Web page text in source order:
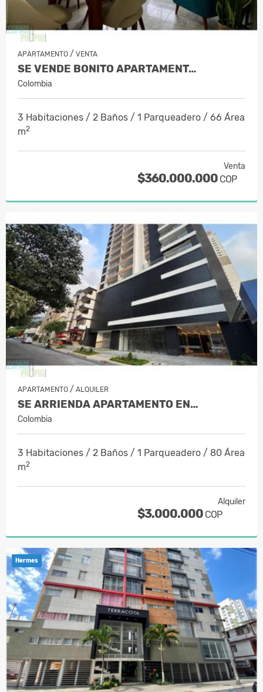
APARTAMENTO / VENTA
SE VENDE BONITO APARTAMENT…
Colombia
3 Habitaciones / 2 Baños / 1 Parqueadero / 66 Área
m2
Venta
$360.000.000 COP
APARTAMENTO / ALQUILER
SE ARRIENDA APARTAMENTO EN…
Colombia
3 Habitaciones / 2 Baños / 1 Parqueadero / 80 Área
m2
Alquiler
$3.000.000 COP
Hermes